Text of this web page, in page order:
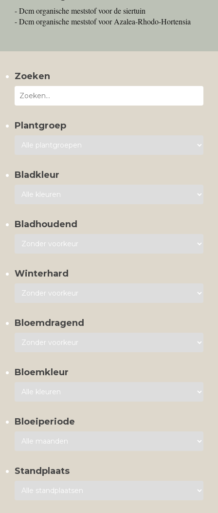
- Dcm organische meststof voor de siertuin
- Dcm organische meststof voor Azalea-Rhodo-Hortensia
Zoeken
Plantgroep
Bladkleur
Bladhoudend
Winterhard
Bloemdragend
Bloemkleur
Bloeiperiode
Standplaats